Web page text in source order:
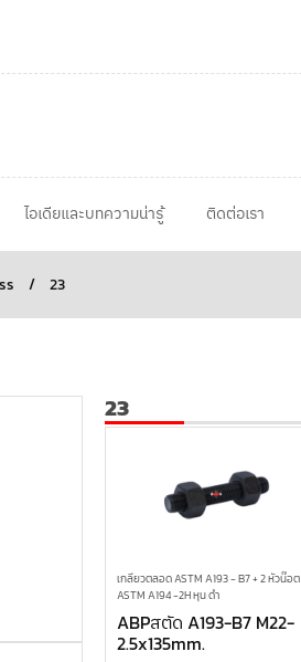
ไอเดียและบทความน่ารู้ ติดต่อเรา
/ 23
23
เกลียวตลอด ASTM A193 - B7 + 2 หัวน๊อต
ASTM A194 -2H หุน ดำ
ABPสตัด A193-B7 M22-
2.5x135mm.